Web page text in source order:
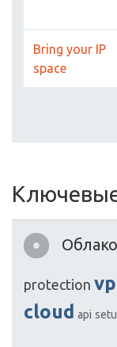
Bring your IP
space
protection
cloud api